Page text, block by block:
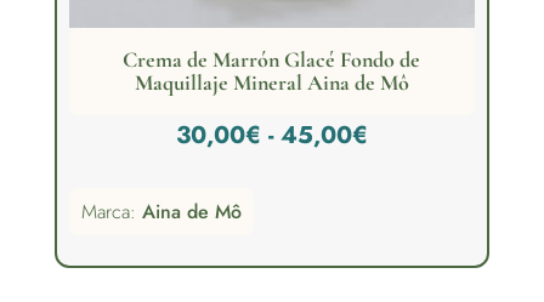
Crema de Marrón Glacé Fondo de
Maquillaje Mineral Aina de Mô
30,00€ - 45,00€Rango
desde
Marca: Aina de Mô